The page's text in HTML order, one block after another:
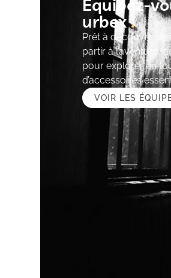
Équipez-
urbex
Prêt à découvrir de
partir à l’aventure,
pour explorer en
d’accessoires
VOIR LES